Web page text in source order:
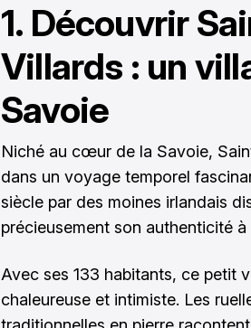
1. Découvrir
Villards : un
Savoie
Niché au cœur de la Savoie,
dans un voyage temporel
siècle par des moines irlandais
précieusement son authenticité
Avec ses 133 habitants, ce petit
chaleureuse et intimiste. Les